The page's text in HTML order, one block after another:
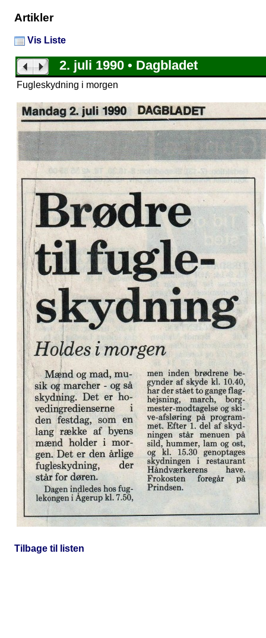
Artikler
Vis Liste
2. juli 1990 • Dagbladet
Fugleskydning i morgen
Tilbage til listen